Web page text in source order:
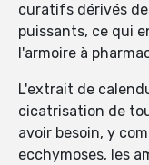
curatifs dérivés
puissants, ce qui
l'armoire à
L'extrait de
cicatrisation de
avoir besoin, y
ecchymoses, les